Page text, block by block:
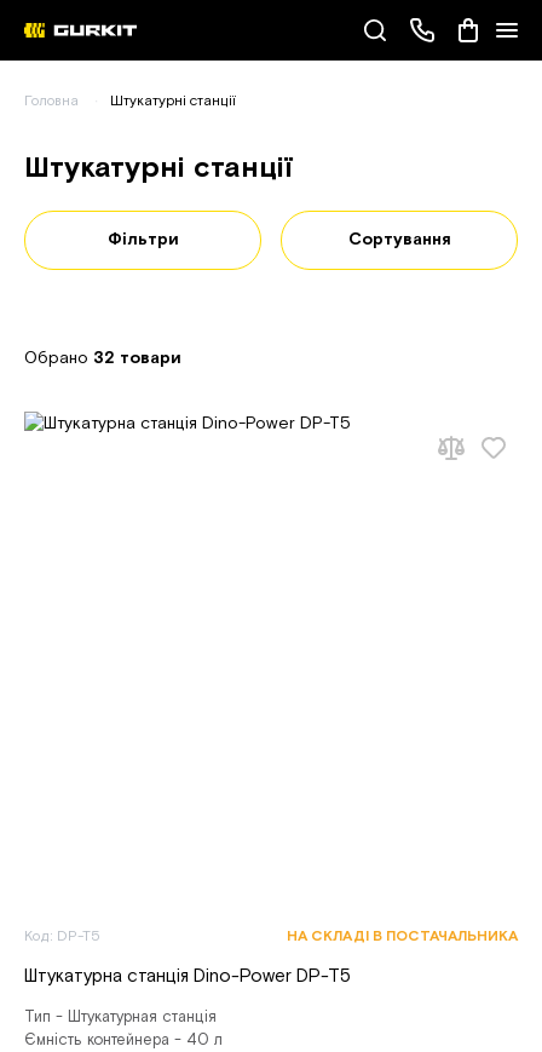
(093) 343-55-55
Головна Штукатурні станції
Штукатурні станції
Фільтри Сортування
Обрано 32 товари
Код: DP-T5 НА СКЛАДІ В ПОСТАЧАЛЬНИКА
Штукатурна станція Dino-Power DP-T5
Тип - Штукатурная станція
Ємність контейнера - 40 л